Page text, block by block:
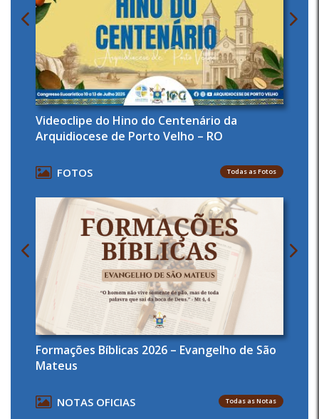
Videoclipe do Hino do Centenário da
Arquidiocese de Porto Velho – RO
FOTOS Todas as Fotos
Formações Bíblicas 2026 – Evangelho de São
Mateus
NOTAS OFICIAS Todas as Notas